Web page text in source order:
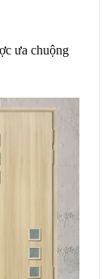
ưa chuộng